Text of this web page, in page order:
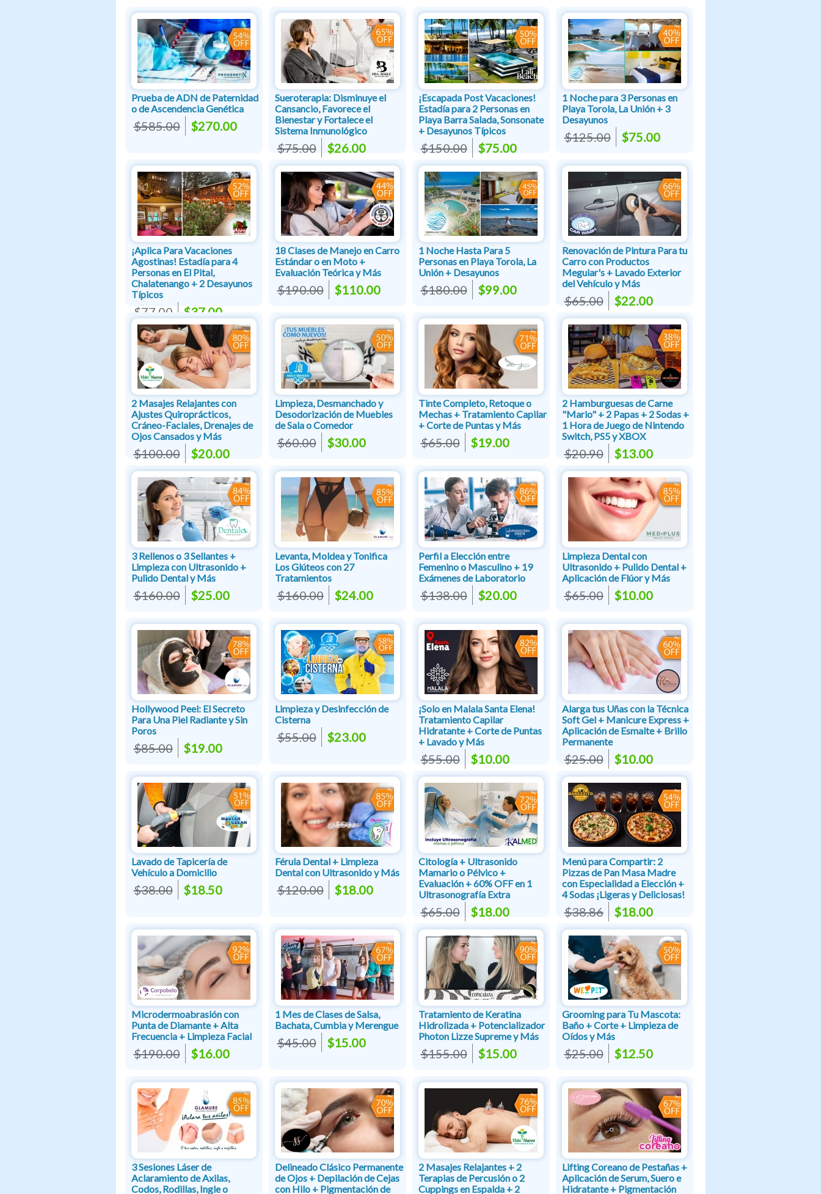
Prueba de ADN de Paternidad
o de Ascendencia Genética
$585.00 $270.00
Sueroterapia: Disminuye el
Cansancio, Favorece el
Bienestar y Fortalece el
Sistema Inmunológico
$75.00 $26.00
¡Escapada Post Vacaciones!
Estadía para 2 Personas en
Playa Barra Salada, Sonsonate
+ Desayunos Típicos
$150.00 $75.00
1 Noche para 3 Personas en
Playa Torola, La Unión + 3
Desayunos
$125.00 $75.00
¡Aplica Para Vacaciones
Agostinas! Estadía para 4
Personas en El Pital,
Chalatenango + 2 Desayunos
Típicos
$77.00 $37.00
18 Clases de Manejo en Carro
Estándar o en Moto +
Evaluación Teórica y Más
$190.00 $110.00
1 Noche Hasta Para 5
Personas en Playa Torola, La
Unión + Desayunos
$180.00 $99.00
Renovación de Pintura Para tu
Carro con Productos
Meguiar's + Lavado Exterior
del Vehículo y Más
$65.00 $22.00
2 Masajes Relajantes con
Ajustes Quiroprácticos,
Cráneo-Faciales, Drenajes de
Ojos Cansados y Más
$100.00 $20.00
Limpieza, Desmanchado y
Desodorización de Muebles
de Sala o Comedor
$60.00 $30.00
Tinte Completo, Retoque o
Mechas + Tratamiento Capilar
+ Corte de Puntas y Más
$65.00 $19.00
2 Hamburguesas de Carne
"Mario" + 2 Papas + 2 Sodas +
1 Hora de Juego de Nintendo
Switch, PS5 y XBOX
$20.90 $13.00
3 Rellenos o 3 Sellantes +
Limpieza con Ultrasonido +
Pulido Dental y Más
$160.00 $25.00
Levanta, Moldea y Tonifica
Los Glúteos con 27
Tratamientos
$160.00 $24.00
Perfil a Elección entre
Femenino o Masculino + 19
Exámenes de Laboratorio
$138.00 $20.00
Limpieza Dental con
Ultrasonido + Pulido Dental +
Aplicación de Flúor y Más
$65.00 $10.00
Hollywood Peel: El Secreto
Para Una Piel Radiante y Sin
Poros
$85.00 $19.00
Limpieza y Desinfección de
Cisterna
$55.00 $23.00
¡Solo en Malala Santa Elena!
Tratamiento Capilar
Hidratante + Corte de Puntas
+ Lavado y Más
$55.00 $10.00
Alarga tus Uñas con la Técnica
Soft Gel + Manicure Express +
Aplicación de Esmalte + Brillo
Permanente
$25.00 $10.00
Lavado de Tapicería de
Vehículo a Domicilio
$38.00 $18.50
Férula Dental + Limpieza
Dental con Ultrasonido y Más
$120.00 $18.00
Citología + Ultrasonido
Mamario o Pélvico +
Evaluación + 60% OFF en 1
Ultrasonografía Extra
$65.00 $18.00
Menú para Compartir: 2
Pizzas de Pan Masa Madre
con Especialidad a Elección +
4 Sodas ¡Ligeras y Deliciosas!
$38.86 $18.00
Microdermoabrasión con
Punta de Diamante + Alta
Frecuencia + Limpieza Facial
$190.00 $16.00
1 Mes de Clases de Salsa,
Bachata, Cumbia y Merengue
$45.00 $15.00
Tratamiento de Keratina
Hidrolizada + Potencializador
Photon Lizze Supreme y Más
$155.00 $15.00
Grooming para Tu Mascota:
Baño + Corte + Limpieza de
Oídos y Más
$25.00 $12.50
3 Sesiones Láser de
Aclaramiento de Axilas,
Codos, Rodillas, Ingle o
Delineado Clásico Permanente
de Ojos + Depilación de Cejas
con Hilo + Pigmentación de
2 Masajes Relajantes + 2
Terapias de Percusión o 2
Cuppings en Espalda + 2
Lifting Coreano de Pestañas +
Aplicación de Serum, Suero e
Hidratante + Pigmentación